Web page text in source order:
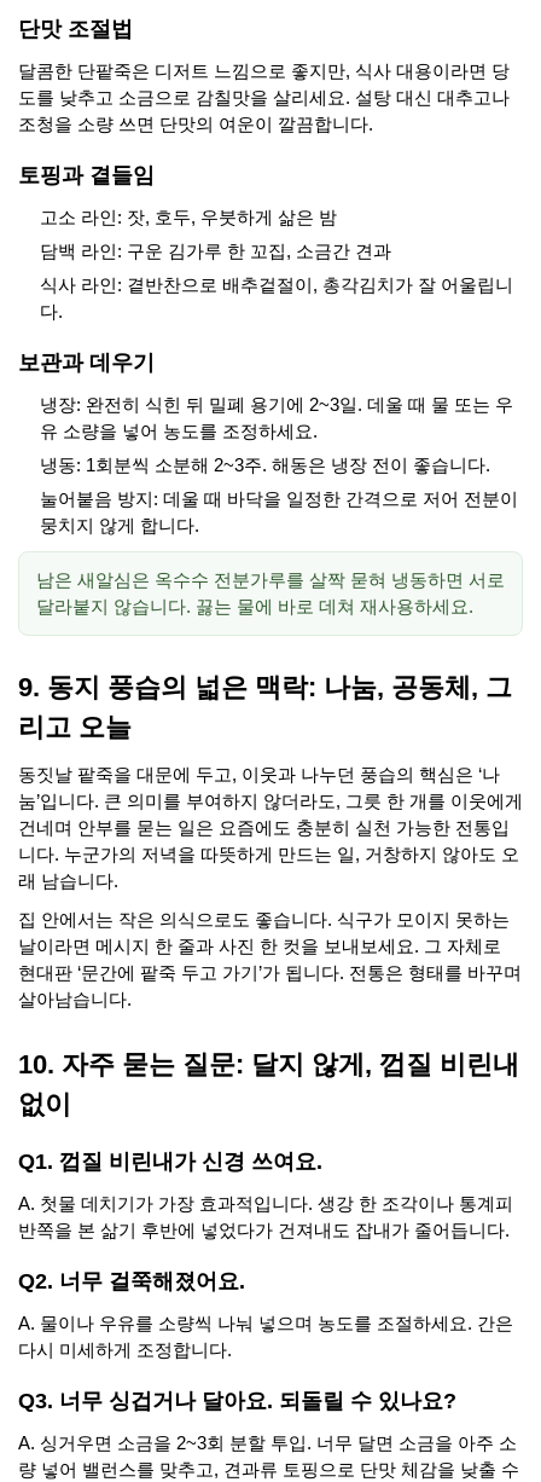
단맛 조절법
달콤한 단팥죽은 디저트 느낌으로 좋지만, 식사 대용이라면 당
도를 낮추고 소금으로 감칠맛을 살리세요. 설탕 대신 대추고나
조청을 소량 쓰면 단맛의 여운이 깔끔합니다.
토핑과 곁들임
고소 라인: 잣, 호두, 우붓하게 삶은 밤
담백 라인: 구운 김가루 한 꼬집, 소금간 견과
식사 라인: 곁반찬으로 배추겉절이, 총각김치가 잘 어울립니
다.
보관과 데우기
냉장: 완전히 식힌 뒤 밀폐 용기에 2~3일. 데울 때 물 또는 우
유 소량을 넣어 농도를 조정하세요.
냉동: 1회분씩 소분해 2~3주. 해동은 냉장 전이 좋습니다.
눌어붙음 방지: 데울 때 바닥을 일정한 간격으로 저어 전분이
뭉치지 않게 합니다.
남은 새알심은 옥수수 전분가루를 살짝 묻혀 냉동하면 서로
달라붙지 않습니다. 끓는 물에 바로 데쳐 재사용하세요.
9. 동지 풍습의 넓은 맥락: 나눔, 공동체, 그
리고 오늘
동짓날 팥죽을 대문에 두고, 이웃과 나누던 풍습의 핵심은 ‘나
눔’입니다. 큰 의미를 부여하지 않더라도, 그릇 한 개를 이웃에게
건네며 안부를 묻는 일은 요즘에도 충분히 실천 가능한 전통입
니다. 누군가의 저녁을 따뜻하게 만드는 일, 거창하지 않아도 오
래 남습니다.
집 안에서는 작은 의식으로도 좋습니다. 식구가 모이지 못하는
날이라면 메시지 한 줄과 사진 한 컷을 보내보세요. 그 자체로
현대판 ‘문간에 팥죽 두고 가기’가 됩니다. 전통은 형태를 바꾸며
살아남습니다.
10. 자주 묻는 질문: 달지 않게, 껍질 비린내
없이
Q1. 껍질 비린내가 신경 쓰여요.
A. 첫물 데치기가 가장 효과적입니다. 생강 한 조각이나 통계피
반쪽을 본 삶기 후반에 넣었다가 건져내도 잡내가 줄어듭니다.
Q2. 너무 걸쭉해졌어요.
A. 물이나 우유를 소량씩 나눠 넣으며 농도를 조절하세요. 간은
다시 미세하게 조정합니다.
Q3. 너무 싱겁거나 달아요. 되돌릴 수 있나요?
A. 싱거우면 소금을 2~3회 분할 투입. 너무 달면 소금을 아주 소
량 넣어 밸런스를 맞추고, 견과류 토핑으로 단맛 체감을 낮출 수